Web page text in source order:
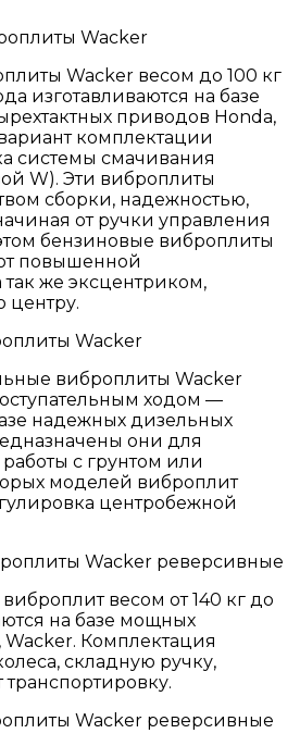
Wacker
Wacker весом до 100 кг
изготавливаются на базе
приводов Honda,
комплектации
системы смачивания
W). Эти виброплиты
сборки, надежностью,
от ручки управления
бензиновые виброплиты
повышенной
же эксцентриком,
центру.
Wacker
виброплиты Wacker
ходом —
надежных дизельных
они для
с грунтом или
моделей виброплит
центробежной
Wacker реверсивные
весом от 140 кг до
на базе мощных
Wacker. Комплектация
складную ручку,
Wacker реверсивные